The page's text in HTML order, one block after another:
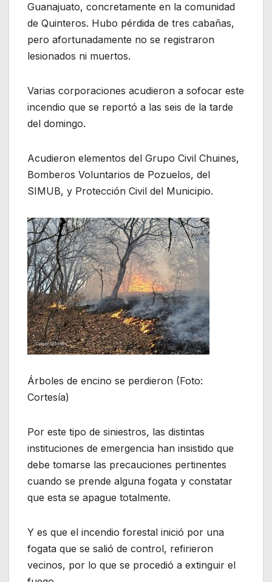
Guanajuato, concretamente en la comunidad
de Quinteros. Hubo pérdida de tres cabañas,
pero afortunadamente no se registraron
lesionados ni muertos.
Varias corporaciones acudieron a sofocar este
incendio que se reportó a las seis de la tarde
del domingo.
Acudieron elementos del Grupo Civil Chuines,
Bomberos Voluntarios de Pozuelos, del
SIMUB, y Protección Civil del Municipio.
Árboles de encino se perdieron (Foto:
Cortesía)
Por este tipo de siniestros, las distintas
instituciones de emergencia han insistido que
debe tomarse las precauciones pertinentes
cuando se prende alguna fogata y constatar
que esta se apague totalmente.
Y es que el incendio forestal inició por una
fogata que se salió de control, refirieron
vecinos, por lo que se procedió a extinguir el